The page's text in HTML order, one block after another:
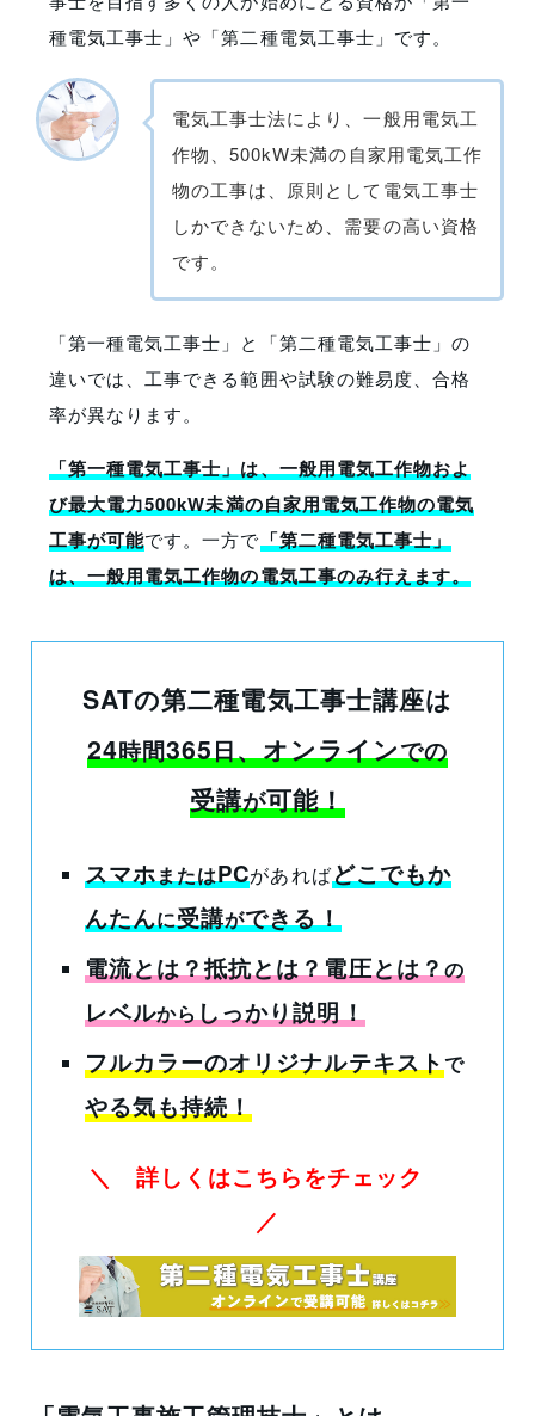
種電気工事士」や「第二種電気工事士」です。
電気工事士法により、一般用電気工
作物、500kW未満の自家用電気工作
物の工事は、原則として電気工事士
しかできないため、需要の高い資格
です。
「第一種電気工事士」と「第二種電気工事士」の
違いでは、工事できる範囲や試験の難易度、合格
率が異なります。
「第一種電気工事士」は、一般用電気工作物およ
び最大電力500kW未満の自家用電気工作物の電気
工事が可能です。一方で「第二種電気工事士」
は、一般用電気工作物の電気工事のみ行えます。
SATの第二種電気工事士講座は
24時間365日、オンラインでの
受講が可能！
スマホまたはPCがあればどこでもか
んたんに受講ができる！
電流とは？抵抗とは？電圧とは？の
レベルからしっかり説明！
フルカラーのオリジナルテキストで
やる気も持続！
＼ 詳しくはこちらをチェック
／